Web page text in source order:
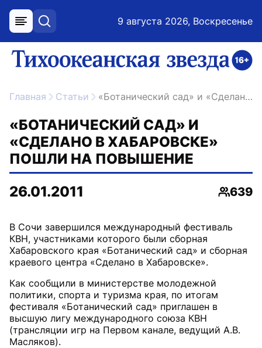
меню поиск 9 августа 2026, Воскресенье
ссылка на главную
Главная Статьи «Ботанический сад» и «Сделано в Хабаровске» пошли на повышение
«БОТАНИЧЕСКИЙ САД» И
«СДЕЛАНО В ХАБАРОВСКЕ»
ПОШЛИ НА ПОВЫШЕНИЕ
26.01.2011
639
В Сочи завершился международный фестиваль
КВН, участниками которого были сборная
Хабаровского края «Ботанический сад» и сборная
Как сообщили в министерстве молодежной
политики, спорта и туризма края, по итогам
фестиваля «Ботанический сад» приглашен в
высшую лигу международного союза КВН
(трансляции игр на Первом канале, ведущий А.В.
Масляков).